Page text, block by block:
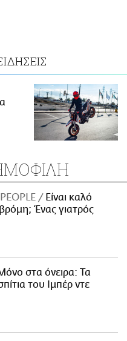
Είναι καλό
Ένας γιατρός
στα όνειρα: Τα
του Ιμπέρ ντε